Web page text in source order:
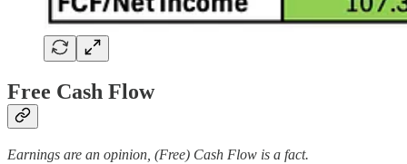
Free Cash Flow
Earnings are an opinion, (Free) Cash Flow is a fact.